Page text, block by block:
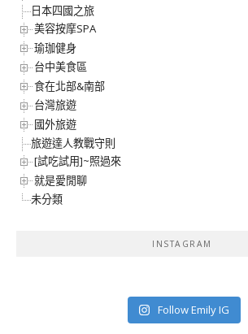
日本四國之旅
美容按摩SPA
瑜珈健身
台中美食區
食在北部&南部
台灣旅遊
國外旅遊
旅遊達人教戰守則
[試吃試用]~照過來
就是愛閒聊
未分類
INSTAGRAM
Follow Emily IG